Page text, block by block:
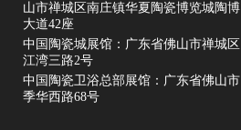
山市禅城区南庄镇华夏陶瓷博览城陶博
大道42座
中国陶瓷城展馆：广东省佛山市禅城区
江湾三路2号
中国陶瓷卫浴总部展馆：广东省佛山市
季华西路68号